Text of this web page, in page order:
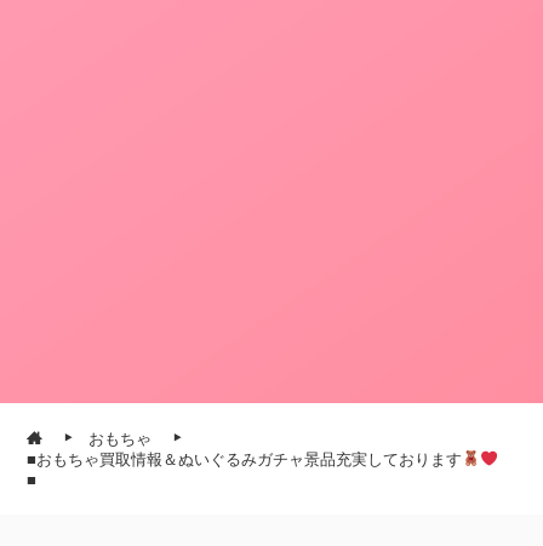
おもちゃ
■おもちゃ買取情報＆ぬいぐるみガチャ景品充実しております
■